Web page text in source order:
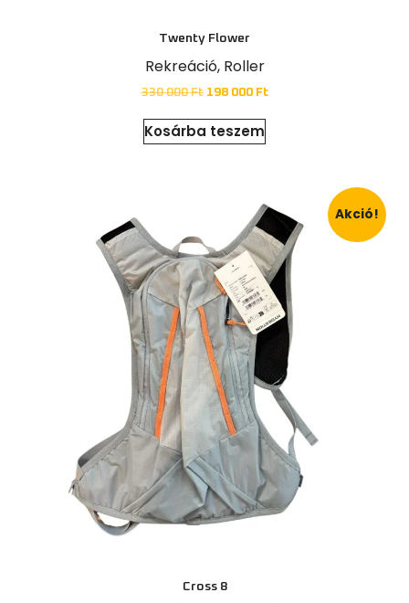
Twenty Flower
Rekreáció, Roller
330 000Ft 198 000 Ft
Kosárba teszem
Akció!
Cross 8